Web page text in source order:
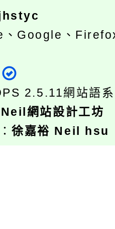
、Google、
2.5.11網站語
Neil網站設計工坊
徐嘉裕 Neil hsu